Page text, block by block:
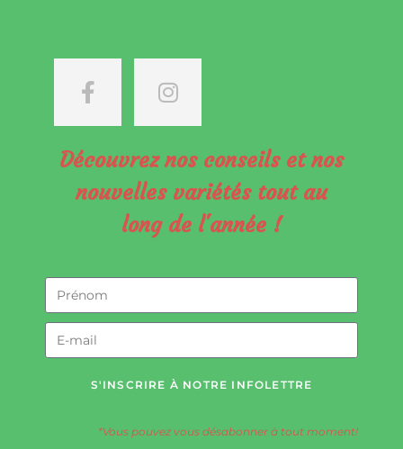
Découvrez nos conseils et nos
nouvelles variétés tout au
long de l'année !
S'INSCRIRE À NOTRE INFOLETTRE
*Vous pouvez vous désabonner à tout moment!